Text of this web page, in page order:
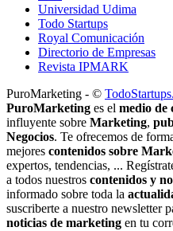
Universidad Udima
Todo Startups
Royal Comunicación
Directorio de Empresas
Revista IPMARK
PuroMarketing - ©
PuroMarketing es el medio de
influyente sobre Marketing,
Negocios. Te ofrecemos de
mejores contenidos sobre
expertos, tendencias, ...
a todos nuestros contenidos y
informado sobre toda la
suscriberte a nuestro newsletter
noticias de marketing en tu